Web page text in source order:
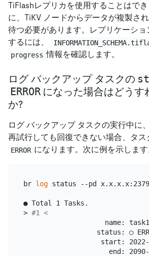
TiFlashレプリカを使用することはで
に、TiKV ノードからデータが複製さ
待つ必要があります。レプリケーシ
するには、
progress 情報を確認します。
ログ バックアップ タスクの
ERROR になった場合はどうす
か?
ログ バックアップ タスクの実行中に
再試行しても回復できない場合、タス
ERROR になります。次に例を示します
br log status --pd x.x.x.x:2379
● Total 1 Tasks.
> #1 <
                    name: task1
status: ○
start:
end: